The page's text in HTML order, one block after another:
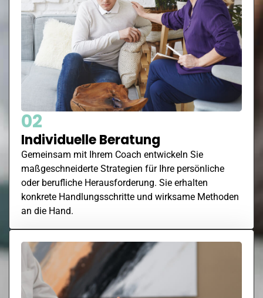
02
Individuelle Beratung
Gemeinsam mit Ihrem Coach entwickeln Sie
maßgeschneiderte Strategien für Ihre persönliche
oder berufliche Herausforderung. Sie erhalten
konkrete Handlungsschritte und wirksame Methoden
an die Hand.